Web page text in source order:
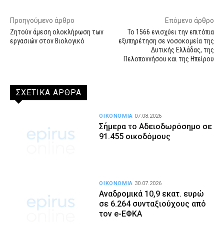
Προηγούμενο άρθρο
Ζητούν άμεση ολοκλήρωση των
εργασιών στον Βιολογικό
Επόμενο άρθρο
Το 1566 ενισχύει την επιτόπια
εξυπηρέτηση σε νοσοκομεία της
Δυτικής Ελλάδας, της
Πελοποννήσου και της Ηπείρου
ΣΧΕΤΙΚΑ ΑΡΘΡΑ
Σήμερα το Αδειοδωρόσημο σε
91.455 οικοδόμους
ΟΙΚΟΝΟΜΙΑ 07.08.2026
Αναδρομικά 10,9 εκατ. ευρώ
σε 6.264 συνταξιούχους από
τον e-ΕΦΚΑ
ΟΙΚΟΝΟΜΙΑ 30.07.2026